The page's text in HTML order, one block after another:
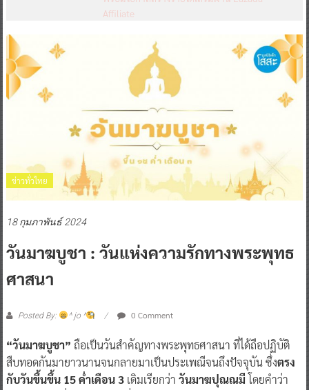
Affiliate
ข่าวทั่วไทย
18 กุมภาพันธ์ 2024
วันมาฆบูชา : วันแห่งความรักทางพระพุทธ
ศาสนา
Posted By: ^ jo ^ 0 Comment
“วันมาฆบูชา” ถือเป็นวันสำคัญทางพระพุทธศาสนา ที่ได้ถือปฏิบัติ
สืบทอดกันมายาวนานจนกลายมาเป็นประเพณีจนถึงปัจจุบัน ซึ่งตรง
กับวันขึ้นขึ้น 15 ค่ำเดือน 3เดิมเรียกว่า วันมาฆปุณณมี โดยคำว่า